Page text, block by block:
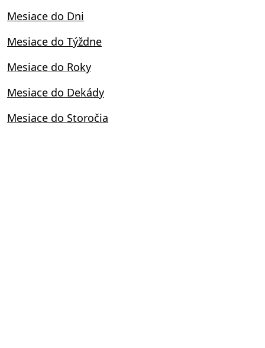
Mesiace do Dni
Mesiace do Týždne
Mesiace do Roky
Mesiace do Dekády
Mesiace do Storočia